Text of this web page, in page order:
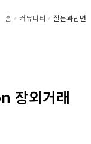
홈 커뮤니티 질문과답변
장외거래